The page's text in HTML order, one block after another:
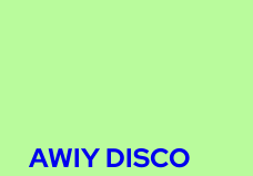
AWIY DISCO